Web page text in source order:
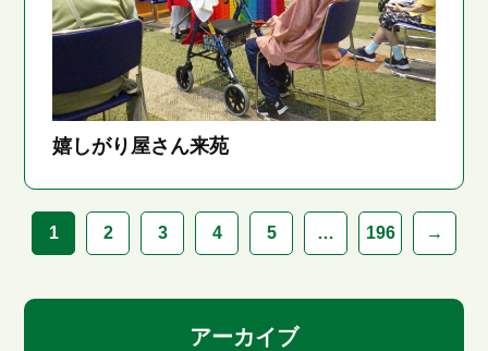
嬉しがり屋さん来苑
1 2 3 4 5 … 196 →
アーカイブ